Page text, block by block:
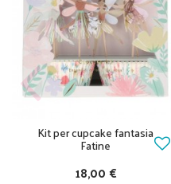
Kit per cupcake fantasia
Fatine
18,00 €